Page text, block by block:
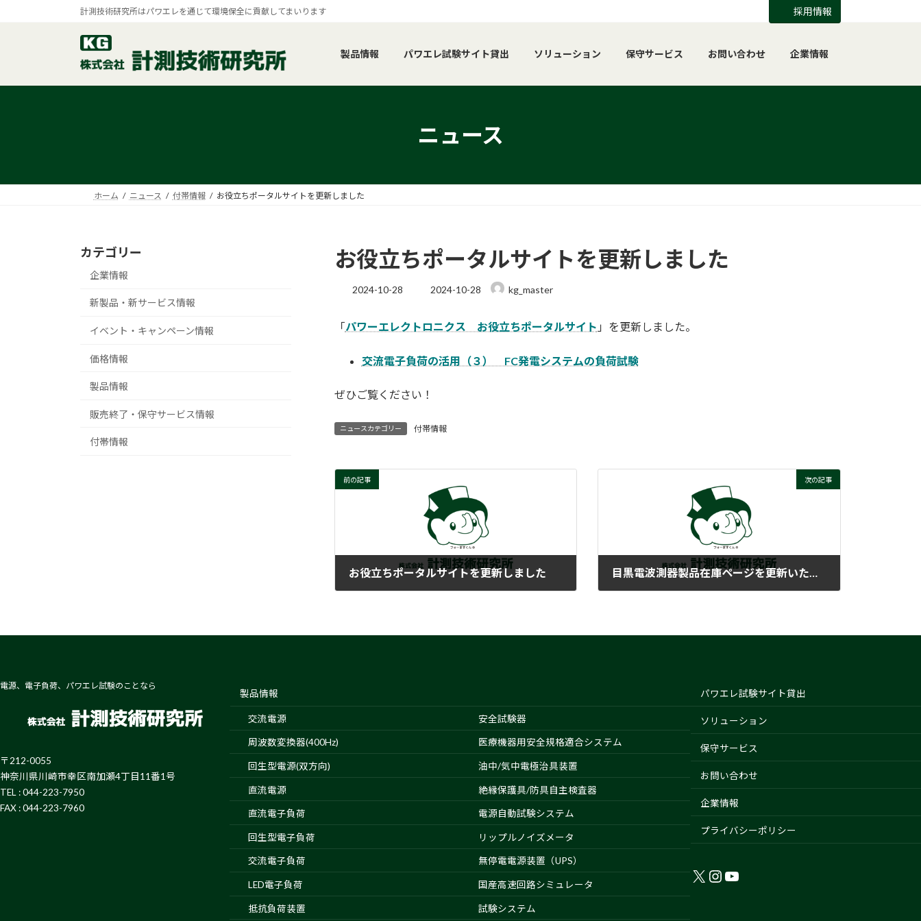
へ
ョ
計測技術研究所はパワエレを通じて環境保全に貢献してまいります 採用情報
製品情報 パワエレ試験サイト貸出 ソリューション 保守サービス お問い合わせ 企業情報
ニュース
ホーム ニュース 付帯情報 お役立ちポータルサイトを更新しました
お役立ちポータルサイトを更新しました
2024-10-28
最
新
時
:
2024-10-28 kg_master
「パワーエレクトロニクス お役立ちポータルサイト 」を更新しました。
交流電子負荷の活用（３） FC発電システムの負荷試験
ぜひご覧ください！
ニュースカテゴリー 付帯情報
前の記事
お役立ちポータルサイトを更新しました
次の記事
カテゴリー
企業情報
新製品・新サービス情報
イベント・キャンペーン情報
価格情報
製品情報
販売終了・保守サービス情報
付帯情報
電源、電子負荷、パワエレ試験のことなら
〒212-0055
神奈川県川崎市幸区南加瀬4丁目11番1号
TEL : 044-223-7950
FAX : 044-223-7960
製品情報
交流電源
周波数変換器(400Hz)
回生型電源(双方向)
直流電源
直流電子負荷
回生型電子負荷
交流電子負荷
LED電子負荷
抵抗負荷装置
安全試験器
医療機器用安全規格適合システム
油中/気中電極治具装置
絶縁保護具/防具自主検査器
電源自動試験システム
リップルノイズメータ
無停電電源装置（UPS）
国産高速回路シミュレータ
試験システム
パワエレ試験サイト貸出
ソリューション
保守サービス
お問い合わせ
企業情報
プライバシーポリシー
X Instagram
YouTube